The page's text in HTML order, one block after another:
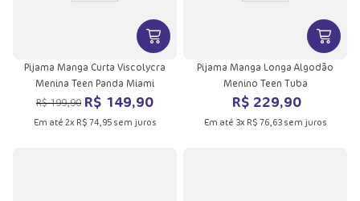
VER MAIS INFORMAÇÕES DO
Pijama Manga Curta Viscolycra
Menina Teen Panda Miami
R$199,90 R$ 149,90
Em até 2x R$ 74,95sem juros
VER
Pijama Manga Longa Algodão
Menino Teen Tuba
R$ 229,90
Em até 3x R$ 76,63sem juros